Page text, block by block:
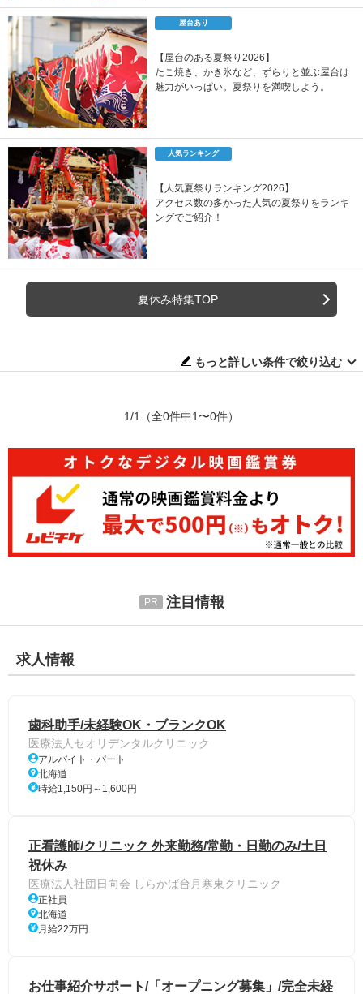
屋台あり
【屋台のある夏祭り2026】
たこ焼き、かき氷など、ずらりと並ぶ屋台は
魅力がいっぱい。夏祭りを満喫しよう。
人気ランキング
【人気夏祭りランキング2026】
アクセス数の多かった人気の夏祭りをランキ
ングでご紹介！
夏休み特集TOP
もっと詳しい条件で絞り込む
1/1 （全0件中1〜0件）
注目情報
求人情報
歯科助手/未経験OK・ブランクOK
医療法人セオリデンタルクリニック
アルバイト・パート
北海道
時給1,150円～1,600円
正看護師/クリニック 外来勤務/常勤・日勤のみ/土日
祝休み
医療法人社団日向会 しらかば台月寒東クリニック
正社員
北海道
月給22万円
お仕事紹介サポート/「オープニング募集」/完全未経